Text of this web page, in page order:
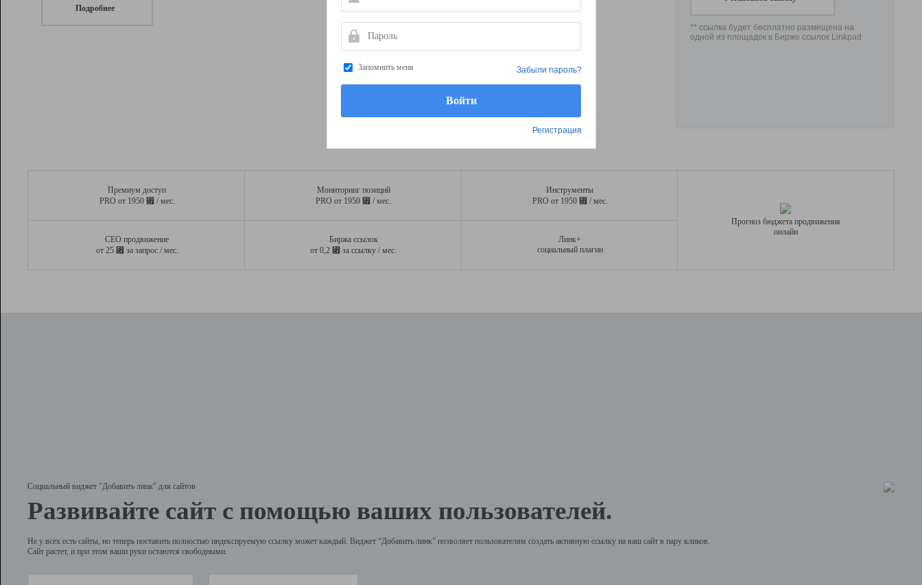
Подробнее
** ссылка будет бесплатно размещена на
одной из площадок в Бирже ссылок Linkpad
Премиум доступ
PRO от 1950 ⃏ / мес.
Мониторинг позиций
PRO от 1950 ⃏ / мес.
Инструменты
PRO от 1950 ⃏ / мес.
СЕО продвижение
от 25 ⃏ за запрос / мес.
Биржа ссылок
от 0,2 ⃏ за ссылку / мес.
Линк+
социальный плагин
Прогноз бюджета продвижения
онлайн
Социальный виджет "Добавить линк" для сайтов
Развивайте сайт с помощью ваших пользователей.
Не у всех есть сайты, но теперь поставить полностью индексируемую ссылку может каждый. Виджет “Добавить линк” позволяет пользователям создать активную ссылку на ваш сайт в пару кликов.
Сайт растет, и при этом ваши руки остаются свободными.
Пароль
Запомнить меня
Регистрация
Забыли пароль?